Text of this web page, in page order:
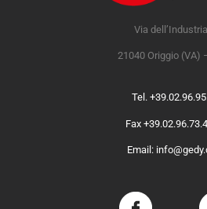
Via
21040 Origgio (VA)
Tel.
Fax
Email: